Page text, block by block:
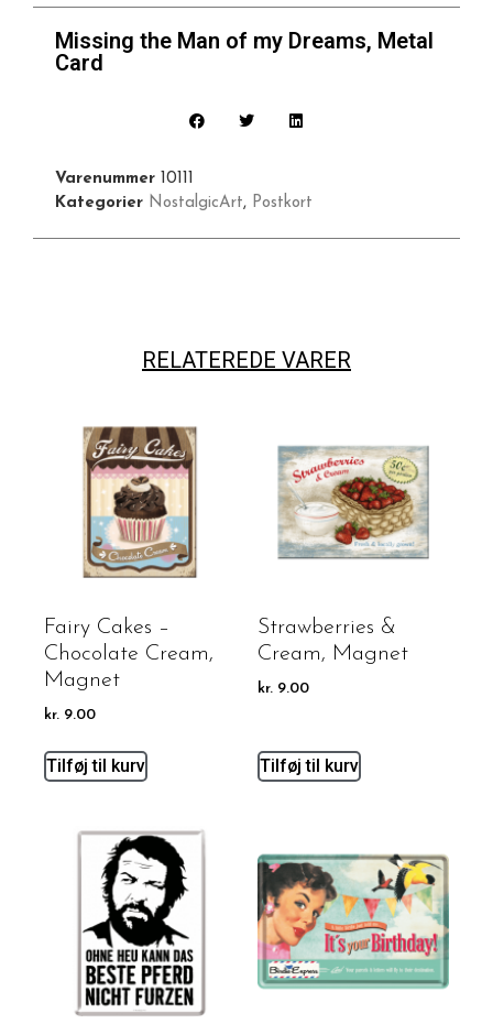
Missing the Man of my Dreams, Metal
Card
Varenummer 10111
Kategorier NostalgicArt, Postkort
RELATEREDE VARER
Fairy Cakes –
Chocolate Cream,
Magnet
kr. 9.00
Tilføj til kurv
Strawberries &
Cream, Magnet
kr. 9.00
Tilføj til kurv